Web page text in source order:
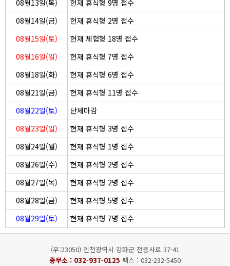
08월13일(목)
현재 휴식형 9명 접수
08월14일(금)
현재 휴식형 2명 접수
08월15일(토)
현재 체험형 18명 접수
08월16일(일)
현재 휴식형 7명 접수
08월18일(화)
현재 휴식형 6명 접수
08월21일(금)
현재 휴식형 11명 접수
08월22일(토)
단체마감
08월23일(일)
현재 휴식형 3명 접수
08월24일(월)
현재 휴식형 1명 접수
08월26일(수)
현재 휴식형 2명 접수
08월27일(목)
현재 휴식형 2명 접수
08월28일(금)
현재 휴식형 5명 접수
08월29일(토)
현재 휴식형 7명 접수
(우:23050) 인천광역시 강화군 전등사로 37-41
종무소 : 032-937-0125 팩스 : 032-232-5450